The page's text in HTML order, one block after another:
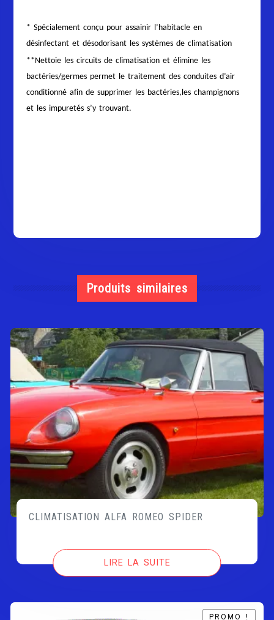
* Spécialement conçu pour assainir l’habitacle en
désinfectant et désodorisant les systèmes de climatisation
**Nettoie les circuits de climatisation et élimine les
bactéries/germes permet le traitement des conduites d’air
conditionné afin de supprimer les bactéries,les champignons
et les impuretés s’y trouvant.
Produits similaires
CLIMATISATION ALFA ROMEO SPIDER
LIRE LA SUITE
PROMO !
PROMO !